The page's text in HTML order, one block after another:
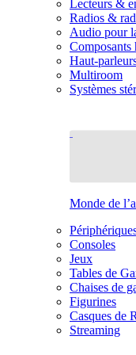
Lecteurs &
Radios &
Audio pour
Composants
Haut-
Multiroom
Systèmes
Monde de
Consoles
Jeux
Tables de
Chaises de
Figurines
Casques de
Streaming